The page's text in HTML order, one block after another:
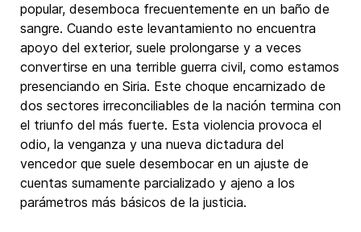
popular, desemboca frecuentemente en un baño de
sangre. Cuando este levantamiento no encuentra
apoyo del exterior, suele prolongarse y a veces
convertirse en una terrible guerra civil, como estamos
presenciando en Siria. Este choque encarnizado de
dos sectores irreconciliables de la nación termina con
el triunfo del más fuerte. Esta violencia provoca el
odio, la venganza y una nueva dictadura del
vencedor que suele desembocar en un ajuste de
cuentas sumamente parcializado y ajeno a los
parámetros más básicos de la justicia.